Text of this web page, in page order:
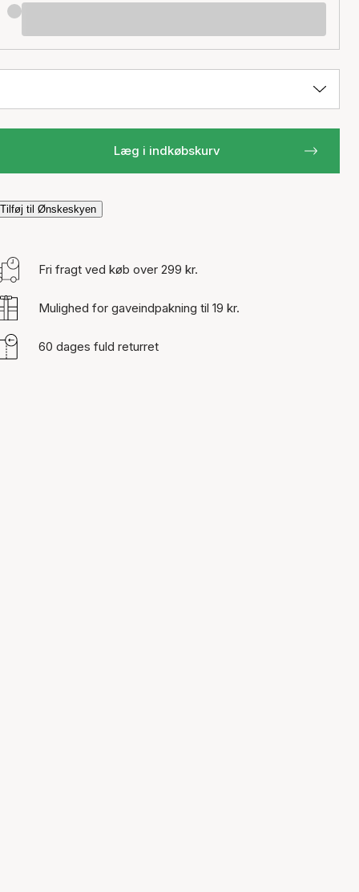
Læg i indkøbskurv
Tilføj til Ønskeskyen
Fri fragt ved køb over 299 kr.
Mulighed for gaveindpakning til 19 kr.
60 dages fuld returret